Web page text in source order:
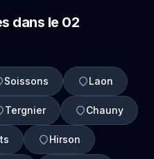
dans le 02
Soissons Laon
Tergnier Chauny
Hirson